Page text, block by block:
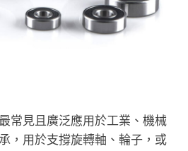
常見且廣泛應用於工業、機械
，用於支撐旋轉軸、輪子，或